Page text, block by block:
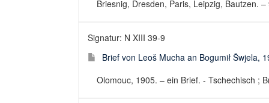
Briesnig, Dresden, Paris, Leipzig, Bautzen.
Signatur: N XIII 39-9
Brief von Leoš Mucha an Bogumił Šwjela,
Olomouc, 1905. – ein Brief. - Tschechisch ;